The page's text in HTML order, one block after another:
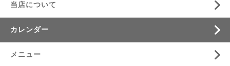
当店について
カレンダー
メニュー